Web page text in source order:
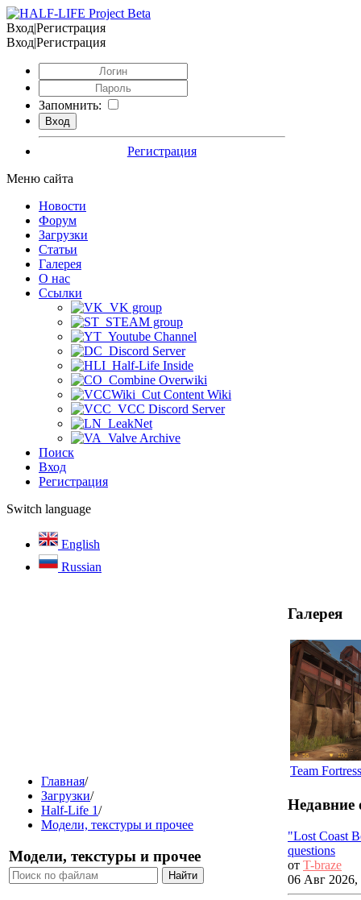
Вход|Регистрация
Вход|Регистрация
Запомнить:
Регистрация
Меню сайта
Новости
Форум
Загрузки
Статьи
Галерея
О нас
Ссылки
VK group
STEAM group
Youtube Channel
Discord Server
Half-Life Inside
Combine Overwiki
Cut Content Wiki
VCC Discord Server
LeakNet
Valve Archive
Поиск
Вход
Регистрация
Switch language
English
Russian
Главная/
Загрузки/
Half-Life 1/
Модели, текстуры и прочее
Модели, текстуры и прочее
Галерея
Team
Недавние
"Lost Coast
questions
от T-braze
06 Авг 2026,